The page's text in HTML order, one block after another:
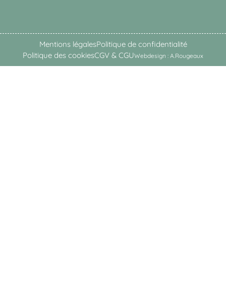
Mentions légalesPolitique de confidentialité
Politique des cookiesCGV & CGUWebdesign : A.Rougeaux